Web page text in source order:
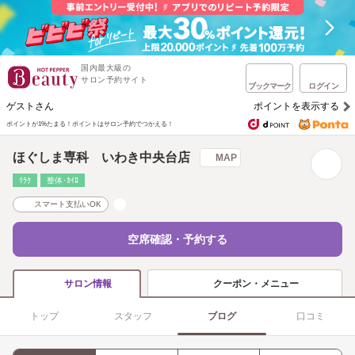
国内最大級の
サロン予約サイト
ブックマーク ログイン
ゲストさん ポイントを表示する
ポイントが1%たまる！ ポイントはサロン予約でつかえる！
ほぐしま専科 いわき中央台店 MAP
ﾘﾗｸ 整体･ｶｲﾛ
スマート支払いOK
空席確認・予約する
サロン情報 クーポン・メニュー
トップ スタッフ ブログ 口コミ